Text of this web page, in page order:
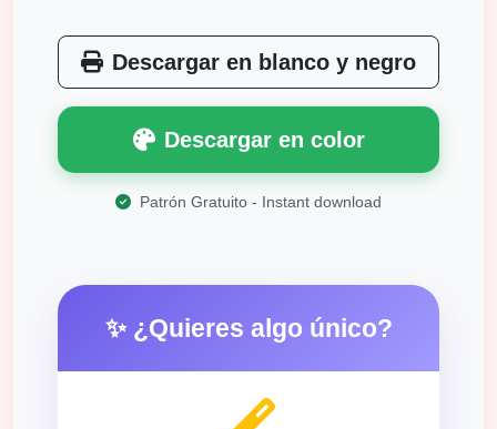
Descargar en blanco y negro
Descargar en color
Patrón Gratuito - Instant download
✨ ¿Quieres algo único?